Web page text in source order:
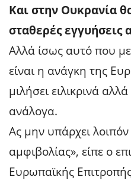
Και στην Ουκρανία
σταθερές εγγυήσεις
Αλλά ίσως αυτό που
είναι η ανάγκη της
μιλήσει ειλικρινά
ανάλογα.
Ας μην υπάρχει
αμφιβολίας», είπε ο
Ευρωπαϊκής